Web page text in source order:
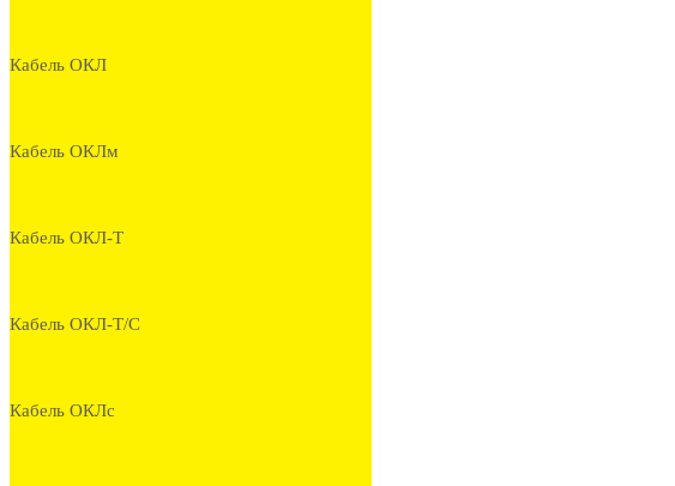
Кабель ОКЛ
Кабель ОКЛм
Кабель ОКЛ-Т
Кабель ОКЛ-Т/С
Кабель ОКЛс